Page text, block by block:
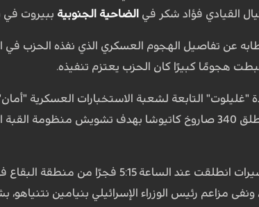
القيادي فؤاد شكر في الضاحية الجنوبية ببيروت في
عن تفاصيل الهجوم العسكري الذي نفذه الحزب في
هجومًا كبيرًا كان الحزب يعتزم تنفيذه.
الهدف، وأضاف أن حزب الله أطلق 340 صاروخ كاتيوشا بهدف
وقال السيد نصر الله إن المسيرات
ونفى مزاعم رئيس الوزراء الإسرائيلي بنيامين